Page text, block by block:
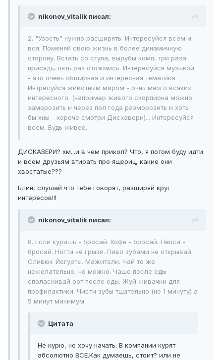
nikonov_vitalik писал:
2. "Узость" нужно расширять. Интересуйся всем и
вся. Поменяй свою жизнь в более динамичную
сторону. Встать со стула, вырубы комп, три раза
присядь, пять раз отожмись. Интересуйся музыкой
- это очень обширная и интересная тематика.
Интресуйся животным миром - очнь много всяких
интересного. (например живого скорпиона можно
заморозить и через пол года разморозить и хоть
бы хны - короче смотри Дискавери)... Интересуйся
всем. Будь живее.
ДИСКАВЕРИ? хм...и в чем прикол? Что, я потом буду идти
и всем друзьям втирать про ящериц, какие они
хвостатые???
Блин, слушай что тебе говорят, разширяй круг
интересов!!!
nikonov_vitalik писал:
8. Если куришь - бросай. Кофе - бросай. Пепси -
бросай. Ногти не грызи. Пиво зубами не открывай.
Сливки. Йогурты. Мажители. Чай то же
нежелательно, но можно. Чаше после еды
споласкивай рот после еды. Жуй живачки для
профилактики. Чисти зубы тщательно (не 1 минуту) а
5 минут минимум
Цитата
Не курю, но хочу начать. В компании курят
абсолютно ВСЕ.Как думаешь, стоит? или не